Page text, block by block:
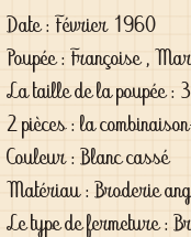
Date : Février 1960
Poupée : Françoise ,
La taille de la poupée :
2 pièces : la
Couleur : Blanc cassé
Matériau : Broderie
Le type de fermeture :